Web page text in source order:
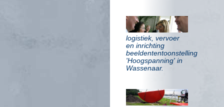
logistiek, vervoer
en inrichting
beeldententoonstelling
'Hoogspanning' in
Wassenaar.